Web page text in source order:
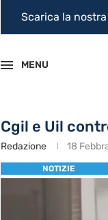
Scarica la nostra
MENU
Cgil e Uil
Redazione 18
NOTIZIE